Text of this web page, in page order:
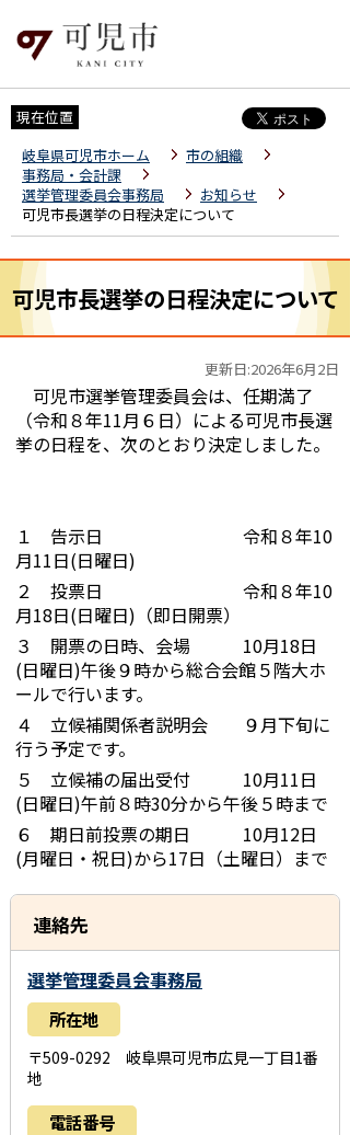
現在位置
岐阜県可児市ホーム
市の組織
事務局・会計課
選挙管理委員会事務局
お知らせ
可児市長選挙の日程決定について
可児市長選挙の日程決定について
更新日:2026年6月2日
可児市選挙管理委員会は、任期満了
（令和８年11月６日）による可児市長選
挙の日程を、次のとおり決定しました。
１ 告示日 令和８年10
月11日(日曜日)
２ 投票日 令和８年10
月18日(日曜日)（即日開票）
３ 開票の日時、会場 10月18日
(日曜日)午後９時から総合会館５階大ホ
ールで行います。
４ 立候補関係者説明会 ９月下旬に
行う予定です。
５ 立候補の届出受付 10月11日
(日曜日)午前８時30分から午後５時まで
６ 期日前投票の期日 10月12日
(月曜日・祝日)から17日（土曜日）まで
連絡先
選挙管理委員会事務局
所在地
〒509-0292 岐阜県可児市広見一丁目1番
地
電話番号